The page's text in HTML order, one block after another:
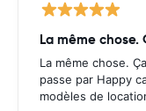
La même chose.
La même chose.
passe par Happy
modèles de